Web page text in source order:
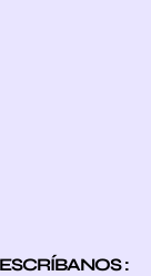
ESCRÍBANOS :